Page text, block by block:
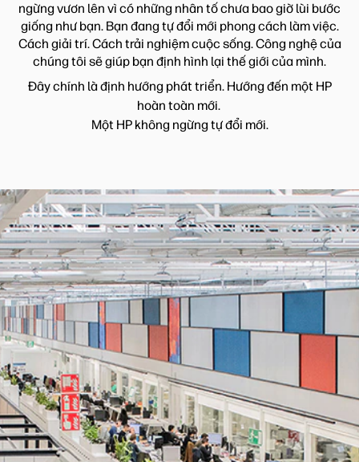
ngừng vươn lên vì có những nhân tố chưa bao giờ lùi bước
giống như bạn. Bạn đang tự đổi mới phong cách làm việc.
Cách giải trí. Cách trải nghiệm cuộc sống. Công nghệ của
chúng tôi sẽ giúp bạn định hình lại thế giới của mình.
Đây chính là định hướng phát triển. Hướng đến một HP
hoàn toàn mới.
Một HP không ngừng tự đổi mới.